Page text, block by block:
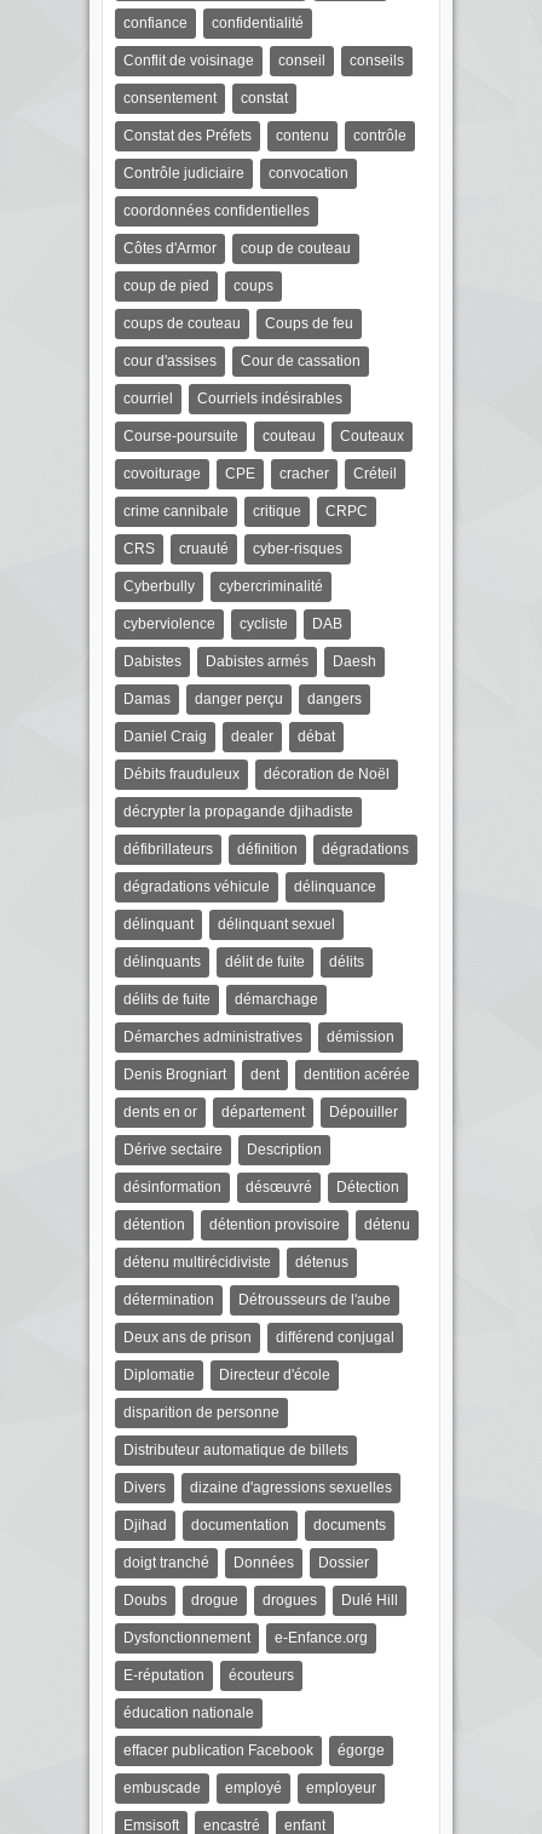
confiance confidentialité
Conflit de voisinage conseil conseils
consentement constat
Constat des Préfets contenu contrôle
Contrôle judiciaire convocation
coordonnées confidentielles
Côtes d'Armor coup de couteau
coup de pied coups
coups de couteau Coups de feu
cour d'assises Cour de cassation
courriel Courriels indésirables
Course-poursuite couteau Couteaux
covoiturage CPE cracher Créteil
crime cannibale critique CRPC
CRS cruauté cyber-risques
Cyberbully cybercriminalité
cyberviolence cycliste DAB
Dabistes Dabistes armés Daesh
Damas danger perçu dangers
Daniel Craig dealer débat
Débits frauduleux décoration de Noël
décrypter la propagande djihadiste
défibrillateurs définition dégradations
dégradations véhicule délinquance
délinquant délinquant sexuel
délinquants délit de fuite délits
délits de fuite démarchage
Démarches administratives démission
Denis Brogniart dent dentition acérée
dents en or département Dépouiller
Dérive sectaire Description
désinformation désœuvré Détection
détention détention provisoire détenu
détenu multirécidiviste détenus
détermination Détrousseurs de l'aube
Deux ans de prison différend conjugal
Diplomatie Directeur d'école
disparition de personne
Distributeur automatique de billets
Divers dizaine d'agressions sexuelles
Djihad documentation documents
doigt tranché Données Dossier
Doubs drogue drogues Dulé Hill
Dysfonctionnement e-Enfance.org
E-réputation écouteurs
éducation nationale
effacer publication Facebook égorge
embuscade employé employeur
Emsisoft encastré enfant